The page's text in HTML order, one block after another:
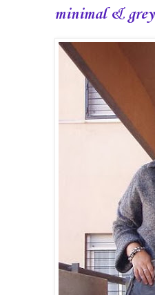
minimal & grey